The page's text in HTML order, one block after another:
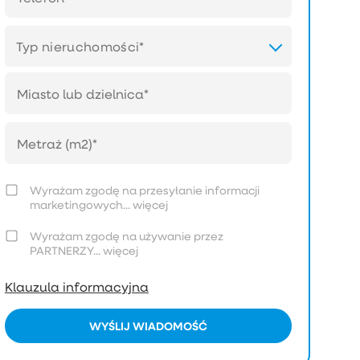
Typ nieruchomości*
Wyrażam zgodę na przesyłanie informacji
marketingowych...więcej
Wyrażam zgodę na używanie przez
PARTNERZY...więcej
Klauzula informacyjna
WYŚLIJ WIADOMOŚĆ